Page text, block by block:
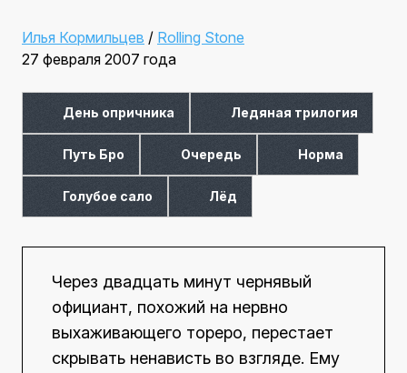
Илья Кормильцев / Rolling Stone
27 февраля 2007 года
День опричника Ледяная трилогия
Путь Бро Очередь Норма
Голубое сало Лёд
Через двадцать минут чернявый
официант, похожий на нервно
выхаживающего тореро, перестает
скрывать ненависть во взгляде. Ему